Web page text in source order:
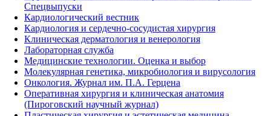
Спецвыпуски
Кардиологический вестник
Кардиология и сердечно-сосудистая хирургия
Клиническая дерматология и венерология
Лабораторная служба
Медицинские технологии. Оценка и выбор
Молекулярная генетика, микробиология и вирусология
Онкология. Журнал им. П.А. Герцена
Оперативная хирургия и клиническая анатомия
(Пироговский научный журнал)